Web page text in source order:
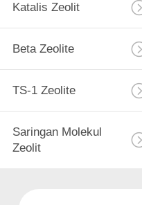
Katalis Zeolit
Beta Zeolite
TS-1 Zeolite
Saringan Molekul
Zeolit